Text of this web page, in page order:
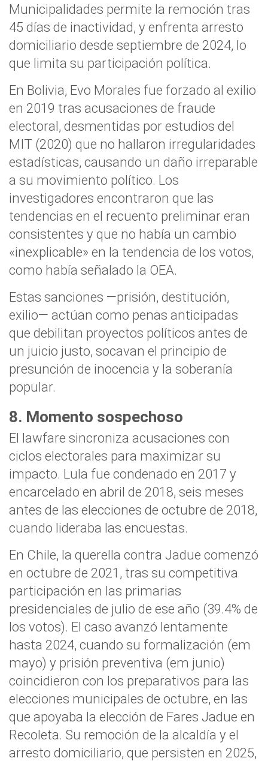
Municipalidades permite la remoción tras
45 días de inactividad, y enfrenta arresto
domiciliario desde septiembre de 2024, lo
que limita su participación política.
En Bolivia, Evo Morales fue forzado al exilio
en 2019 tras acusaciones de fraude
electoral, desmentidas por estudios del
MIT (2020) que no hallaron irregularidades
estadísticas, causando un daño irreparable
a su movimiento político. Los
investigadores encontraron que las
tendencias en el recuento preliminar eran
consistentes y que no había un cambio
«inexplicable» en la tendencia de los votos,
como había señalado la OEA.
Estas sanciones —prisión, destitución,
exilio— actúan como penas anticipadas
que debilitan proyectos políticos antes de
un juicio justo, socavan el principio de
presunción de inocencia y la soberanía
popular.
8. Momento sospechoso
El lawfare sincroniza acusaciones con
ciclos electorales para maximizar su
impacto. Lula fue condenado en 2017 y
encarcelado en abril de 2018, seis meses
antes de las elecciones de octubre de 2018,
cuando lideraba las encuestas.
En Chile, la querella contra Jadue comenzó
en octubre de 2021, tras su competitiva
participación en las primarias
presidenciales de julio de ese año (39.4% de
los votos). El caso avanzó lentamente
hasta 2024, cuando su formalización (em
mayo) y prisión preventiva (em junio)
coincidieron con los preparativos para las
elecciones municipales de octubre, en las
que apoyaba la elección de Fares Jadue en
Recoleta. Su remoción de la alcaldía y el
arresto domiciliario, que persisten en 2025,